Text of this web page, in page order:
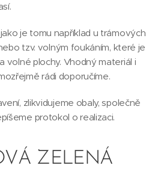
je tomu například u trámových
tzv. volným foukáním, které je
volné plochy. Vhodný materiál i
rádi doporučíme.
zlikvidujeme obaly, společně
protokol o realizaci.
ZELENÁ